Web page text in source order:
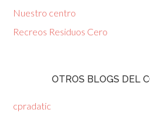
Nuestro centro
Recreos Residuos Cero
OTROS BLOGS DEL
cpradatic